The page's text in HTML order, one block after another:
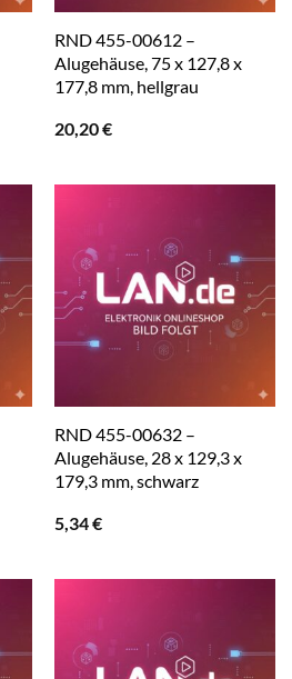
RND 455-00612 –
Alugehäuse, 75 x 127,8 x
177,8 mm, hellgrau
20,20€
RND 455-00632 –
Alugehäuse, 28 x 129,3 x
179,3 mm, schwarz
5,34€